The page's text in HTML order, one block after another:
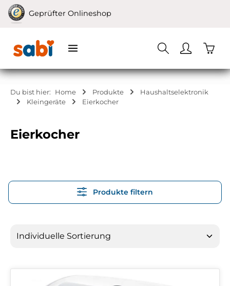
Zum Hauptinhalt springen
Geprüfter Onlineshop
Du bist hier: Home Produkte
Haushaltselektronik
Kleingeräte
Eierkocher
Eierkocher
Produkte filtern